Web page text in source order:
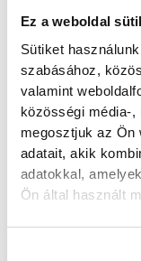
Ez a weboldal
Sütiket
szabásához,
valamint
közösségi média-,
megosztjuk az Ön
adatait, akik
adatokkal,
Ön által használt
kisebb
A Győr négy
idényben,
eltekintve jól